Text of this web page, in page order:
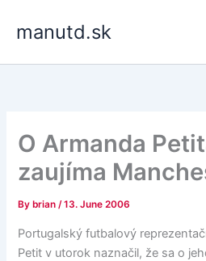
manutd.sk
O Armanda
zaujíma
By brian/13. June 2006
Portugalský futbalový
Petit v utorok naznačil, že sa o